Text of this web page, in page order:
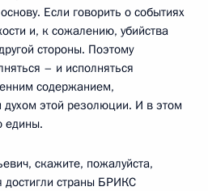
Если говорить о событиях
и, к сожалению, убийства
стороны. Поэтому
– и исполняться
содержанием,
духом этой резолюции. И в этом
едины.
скажите, пожалуйста,
достигли страны БРИКС